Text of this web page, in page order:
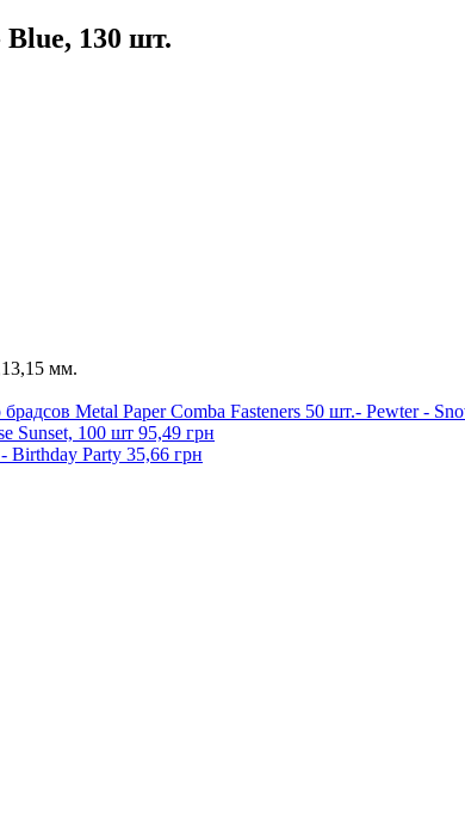
130 шт.
мм.
Metal Paper Comba Fasteners 50 шт.- Pewter -
Sunset, 100 шт 95,49 грн
Birthday Party 35,66 грн